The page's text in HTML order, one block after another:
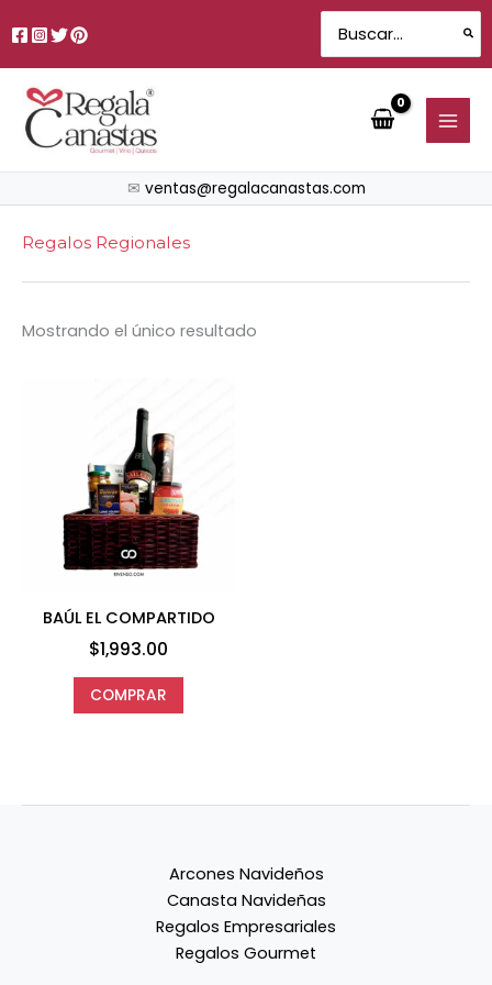
al
contenido
for:
✉ ventas@regalacanastas.com
Regalos Regionales
Mostrando el único resultado
BAÚL EL COMPARTIDO
$1,993.00
COMPRAR
Arcones Navideños
Canasta Navideñas
Regalos Empresariales
Regalos Gourmet